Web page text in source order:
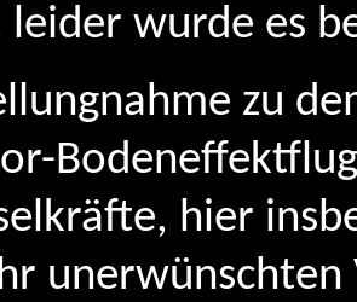
leider wurde es
zu
hier